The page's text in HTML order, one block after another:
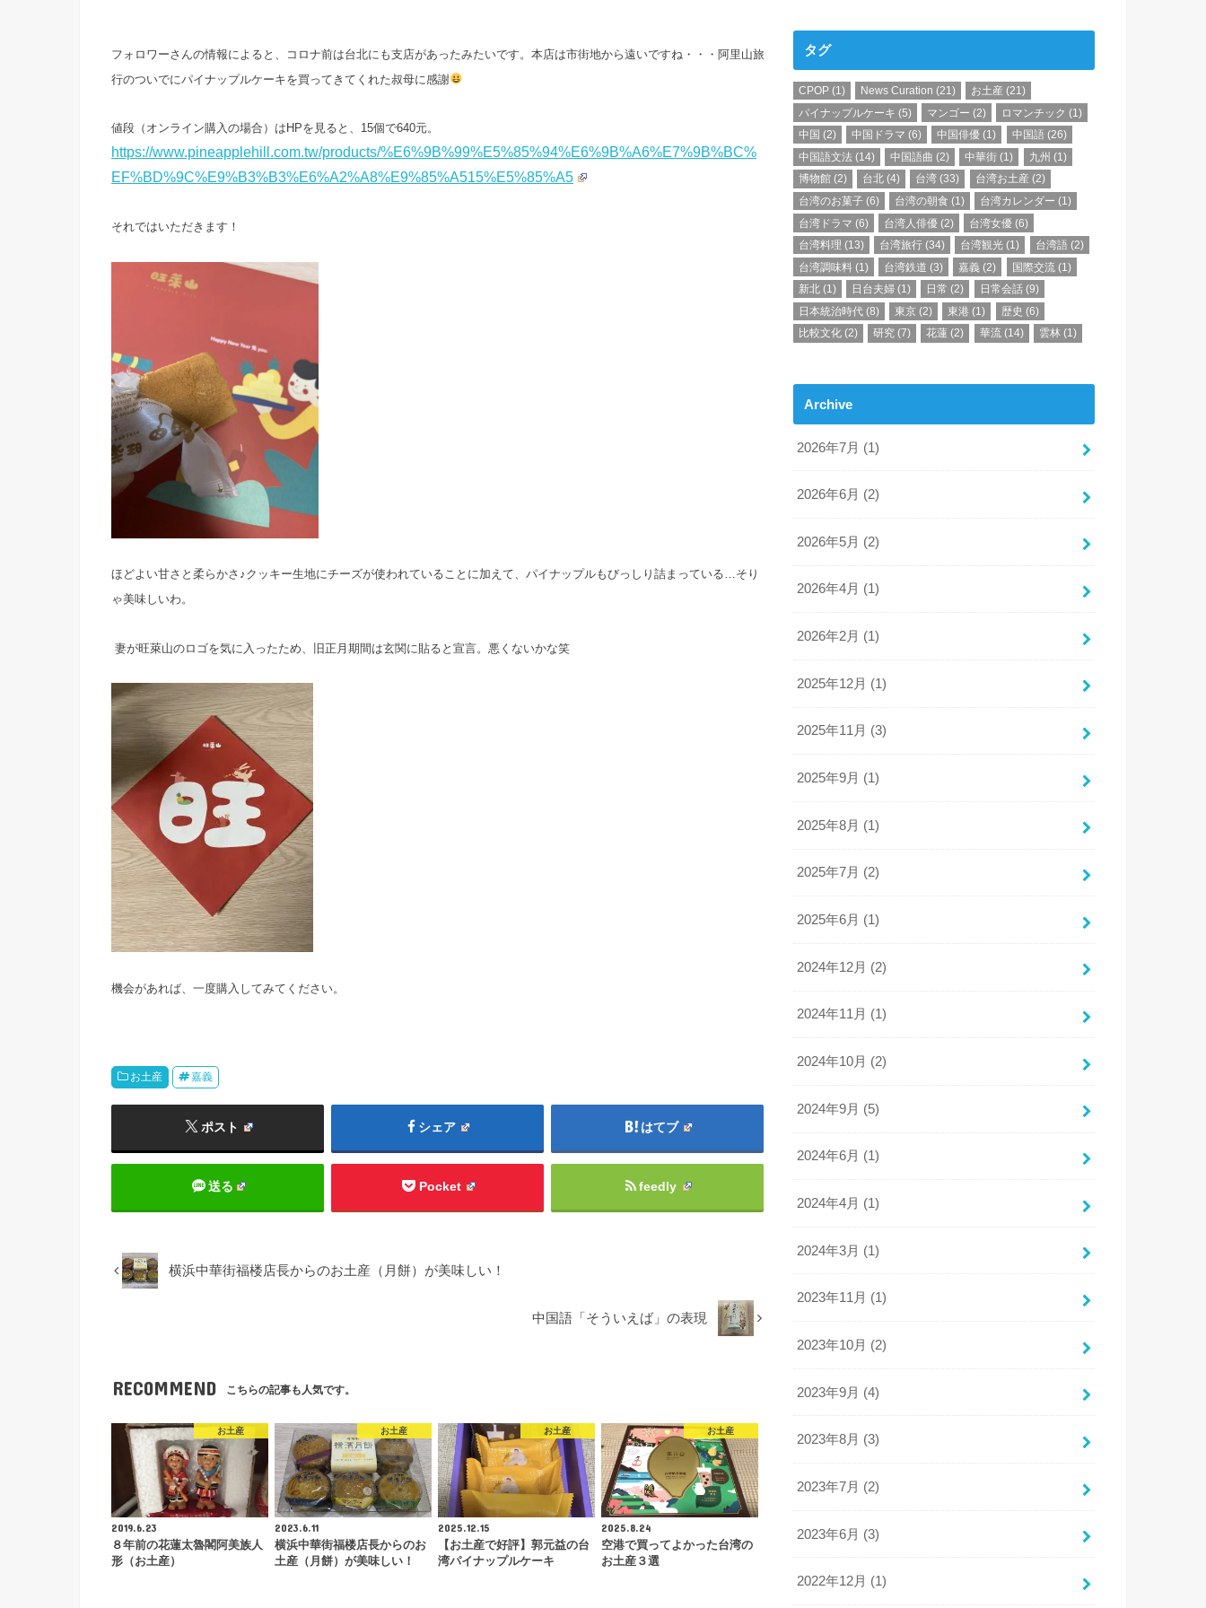
フォロワーさんの情報によると、コロナ前は台北にも支店があったみたいです。本店は市街地から遠いですね・・・阿里山旅
行のついでにパイナップルケーキを買ってきてくれた叔母に感謝
値段（オンライン購入の場合）はHPを見ると、15個で640元。
https://www.pineapplehill.com.tw/products/%E6%9B%99%E5%85%94%E6%9B%A6%E7%9B%BC%
EF%BD%9C%E9%B3%B3%E6%A2%A8%E9%85%A515%E5%85%A5
それではいただきます！
ほどよい甘さと柔らかさ♪クッキー生地にチーズが使われていることに加えて、パイナップルもびっしり詰まっている…そり
ゃ美味しいわ。
妻が旺萊山のロゴを気に入ったため、旧正月期間は玄関に貼ると宣言。悪くないかな笑
機会があれば、一度購入してみてください。
お土産 嘉義
ポスト シェア はてブ
送る Pocket feedly
横浜中華街福楼店長からのお土産（月餅）が美味しい！
中国語「そういえば」の表現
RECOMMEND こちらの記事も人気です。
お土産
2019.6.23
８年前の花蓮太魯閣阿美族人
形（お土産）
お土産
2023.6.11
横浜中華街福楼店長からのお
土産（月餅）が美味しい！
お土産
2025.12.15
【お土産で好評】郭元益の台
湾パイナップルケーキ
お土産
2025.8.24
空港で買ってよかった台湾の
お土産３選
タグ
CPOP (1) News Curation (21) お土産 (21)
パイナップルケーキ (5) マンゴー (2) ロマンチック (1)
中国 (2) 中国ドラマ (6) 中国俳優 (1) 中国語 (26)
中国語文法 (14) 中国語曲 (2) 中華街 (1) 九州 (1)
博物館 (2) 台北 (4) 台湾 (33) 台湾お土産(2)
台湾のお菓子 (6) 台湾の朝食 (1) 台湾カレンダー (1)
台湾ドラマ (6) 台湾人俳優 (2) 台湾女優 (6)
台湾料理 (13) 台湾旅行 (34) 台湾観光 (1) 台湾語 (2)
台湾調味料 (1) 台湾鉄道 (3) 嘉義 (2) 国際交流 (1)
新北 (1) 日台夫婦 (1) 日常 (2) 日常会話(9)
日本統治時代 (8) 東京 (2) 東港 (1) 歴史 (6)
比較文化 (2) 研究 (7) 花蓮 (2) 華流(14) 雲林(1)
Archive
2026年7月 (1)
2026年6月 (2)
2026年5月 (2)
2026年4月 (1)
2026年2月 (1)
2025年12月 (1)
2025年11月 (3)
2025年9月 (1)
2025年8月 (1)
2025年7月 (2)
2025年6月 (1)
2024年12月 (2)
2024年11月 (1)
2024年10月 (2)
2024年9月 (5)
2024年6月 (1)
2024年4月 (1)
2024年3月 (1)
2023年11月 (1)
2023年10月 (2)
2023年9月 (4)
2023年8月 (3)
2023年7月 (2)
2023年6月 (3)
2022年12月 (1)